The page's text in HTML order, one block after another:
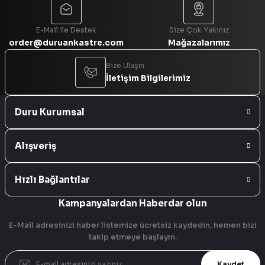
E-Mail ile Destek
order@duruankastre.com
Size Çok Yakınız
Mağazalarımız
Bize Ulaşın
İletişim Bilgilerimiz
Duru Kurumsal
Alışveriş
Hızlı Bağlantılar
Kampanyalardan Haberdar olun
E-Mail adresinizi haber listemize ücretsiz kaydedin, hemen bizi
takip etmeye başlayın.